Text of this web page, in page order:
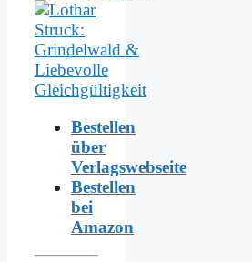
Bestellen
über
Verlagswebseite
Bestellen
bei
Amazon